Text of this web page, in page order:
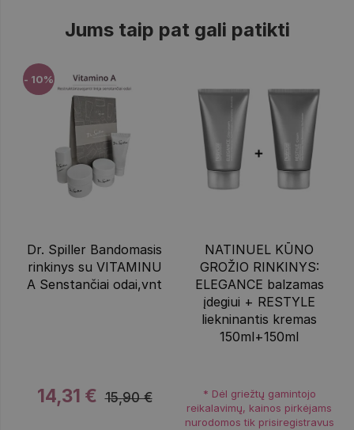
Jums taip pat gali patikti
Dr. Spiller Bandomasis
rinkinys su VITAMINU
A Senstančiai odai,vnt
14,31 € 15,90 €
- 10%
NATINUEL KŪNO
GROŽIO RINKINYS:
ELEGANCE balzamas
įdegiui + RESTYLE
liekninantis kremas
150ml+150ml
* Dėl griežtų gamintojo
reikalavimų, kainos pirkėjams
nurodomos tik prisiregistravus